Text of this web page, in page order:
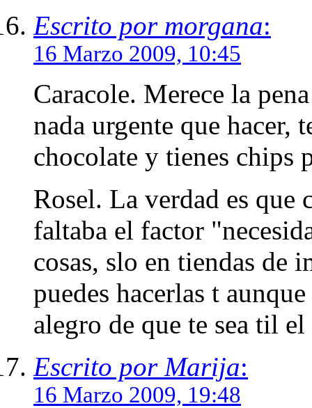
Escrito por morgana:
16 Marzo 2009, 10:45
Caracole. Merece la
nada urgente que hacer,
chocolate y tienes chips
Rosel. La verdad es que
faltaba el factor
cosas, slo en tiendas de
puedes hacerlas t
alegro de que te sea til
Escrito por Marija:
16 Marzo 2009, 19:48